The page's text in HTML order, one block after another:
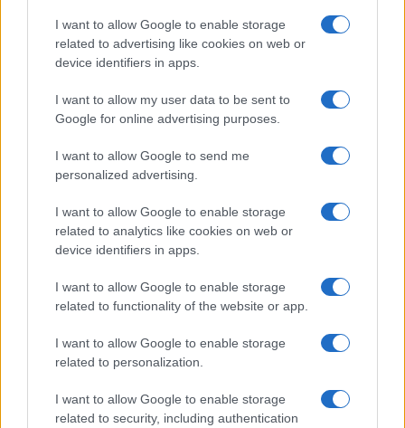
I want to allow Google to enable storage
related to advertising like cookies on web or
device identifiers in apps.
I want to allow my user data to be sent to
Google for online advertising purposes.
I want to allow Google to send me
personalized advertising.
I want to allow Google to enable storage
related to analytics like cookies on web or
device identifiers in apps.
I want to allow Google to enable storage
related to functionality of the website or app.
I want to allow Google to enable storage
related to personalization.
I want to allow Google to enable storage
related to security, including authentication
NECROLOGIE
Paolo Pinna
Martina Agostina Diturco
I nostri cari